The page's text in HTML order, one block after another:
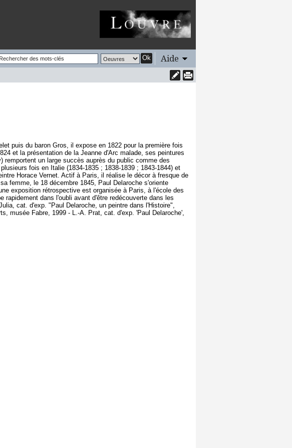
Ok Aide
puis du baron Gros, il expose en 1822 pour la première fois
et la présentation de la Jeanne d'Arc malade, ses peintures
remportent un large succès auprès du public comme des
fois en Italie (1834-1835 ; 1838-1839 ; 1843-1844) et
Horace Vernet. Actif à Paris, il réalise le décor à fresque de
femme, le 18 décembre 1845, Paul Delaroche s'oriente
exposition rétrospective est organisée à Paris, à l'école des
dans l'oubli avant d'être redécouverte dans les
cat. d'exp. "Paul Delaroche, un peintre dans l'Histoire",
musée Fabre, 1999 - L.-A. Prat, cat. d'exp. 'Paul Delaroche',